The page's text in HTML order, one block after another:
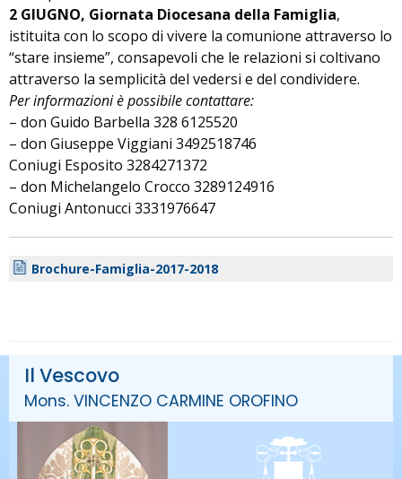
2 GIUGNO, Giornata Diocesana della Famiglia,
istituita con lo scopo di vivere la comunione attraverso lo
“stare insieme”, consapevoli che le relazioni si coltivano
attraverso la semplicità del vedersi e del condividere.
Per informazioni è possibile contattare:
– don Guido Barbella 328 6125520
– don Giuseppe Viggiani 3492518746
Coniugi Esposito 3284271372
– don Michelangelo Crocco 3289124916
Coniugi Antonucci 3331976647
Brochure-Famiglia-2017-2018
Il Vescovo
Mons. VINCENZO CARMINE OROFINO